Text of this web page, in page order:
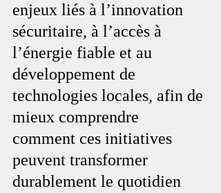
enjeux liés à l’innovation
sécuritaire, à l’accès à
l’énergie fiable et au
développement de
technologies locales, afin de
mieux comprendre
comment ces initiatives
peuvent transformer
durablement le quotidien